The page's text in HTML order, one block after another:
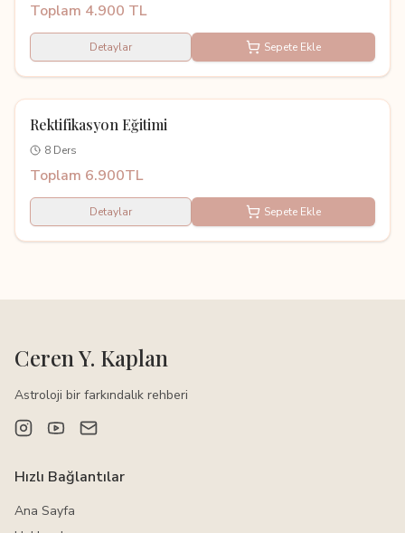
Toplam 4.900 TL
Detaylar Sepete Ekle
Kayıtlı Eğitim
Rektifikasyon Eğitimi
8 Ders
Toplam 6.900TL
Detaylar Sepete Ekle
Ceren Y. Kaplan
Astroloji bir farkındalık rehberi
Hızlı Bağlantılar
Ana Sayfa